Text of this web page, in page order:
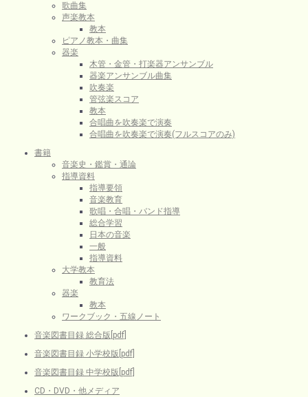
歌曲集
声楽教本
教本
ピアノ教本・曲集
器楽
木管・金管・打楽器アンサンブル
器楽アンサンブル曲集
吹奏楽
管弦楽スコア
教本
合唱曲を吹奏楽で演奏
合唱曲を吹奏楽で演奏(フルスコアのみ)
書籍
音楽史・鑑賞・通論
指導資料
指導要領
音楽教育
歌唱・合唱・バンド指導
総合学習
日本の音楽
一般
指導資料
大学教本
教育法
器楽
教本
ワークブック・五線ノート
音楽図書目録 総合版[pdf]
音楽図書目録 小学校版[pdf]
音楽図書目録 中学校版[pdf]
CD・DVD・他メディア